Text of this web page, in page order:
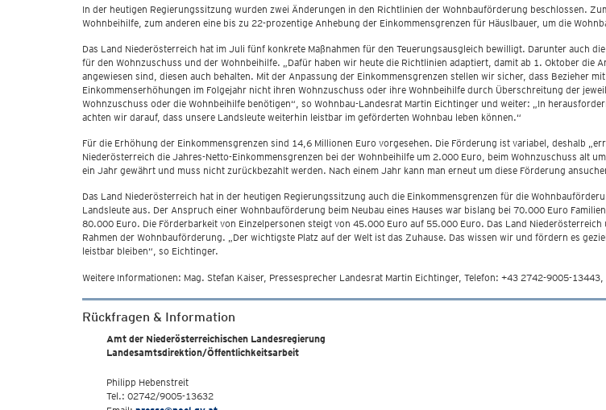
In der heutigen Regierungssitzung wurden zwei Änderungen in den Richtlinien der Wohnbauförderung beschlossen.
Wohnbeihilfe, zum anderen eine bis zu 22-prozentige Anhebung der Einkommensgrenzen für Häuslbauer, um die
Das Land Niederösterreich hat im Juli fünf konkrete Maßnahmen für den Teuerungsausgleich bewilligt. Darunter auch
für den Wohnzuschuss und der Wohnbeihilfe. „Dafür haben wir heute die Richtlinien adaptiert, damit ab 1. Oktober die
angewiesen sind, diesen auch behalten. Mit der Anpassung der Einkommensgrenzen stellen wir sicher, dass Bezieher
Einkommenserhöhungen im Folgejahr nicht ihren Wohnzuschuss oder ihre Wohnbeihilfe durch Überschreitung der
Wohnzuschuss oder die Wohnbeihilfe benötigen“, so Wohnbau-Landesrat Martin Eichtinger und weiter: „In
achten wir darauf, dass unsere Landsleute weiterhin leistbar im geförderten Wohnbau leben können.“
Für die Erhöhung der Einkommensgrenzen sind 14,6 Millionen Euro vorgesehen. Die Förderung ist variabel, deshalb
Niederösterreich die Jahres-Netto-Einkommensgrenzen bei der Wohnbeihilfe um 2.000 Euro, beim Wohnzuschuss alt
ein Jahr gewährt und muss nicht zurückbezahlt werden. Nach einem Jahr kann man erneut um diese Förderung
Das Land Niederösterreich hat in der heutigen Regierungssitzung auch die Einkommensgrenzen für die
Landsleute aus. Der Anspruch einer Wohnbauförderung beim Neubau eines Hauses war bislang bei 70.000 Euro
80.000 Euro. Die Förderbarkeit von Einzelpersonen steigt von 45.000 Euro auf 55.000 Euro. Das Land
Rahmen der Wohnbauförderung. „Der wichtigste Platz auf der Welt ist das Zuhause. Das wissen wir und fördern es
leistbar bleiben“, so Eichtinger.
Weitere Informationen: Mag. Stefan Kaiser, Pressesprecher Landesrat Martin Eichtinger, Telefon: +43 2742-9005-13443,
Rückfragen & Information
Amt der Niederösterreichischen Landesregierung
Landesamtsdirektion/Öffentlichkeitsarbeit
Philipp Hebenstreit
Tel.: 02742/9005-13632